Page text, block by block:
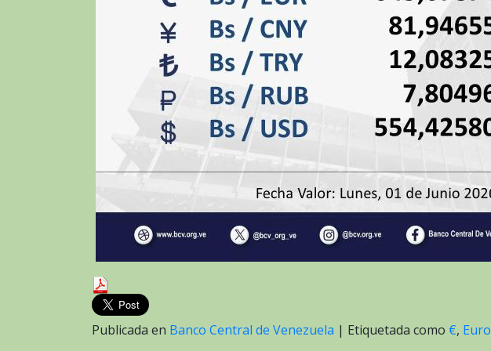
Publicada en Banco Central de Venezuela | Etiquetada como €, Euro